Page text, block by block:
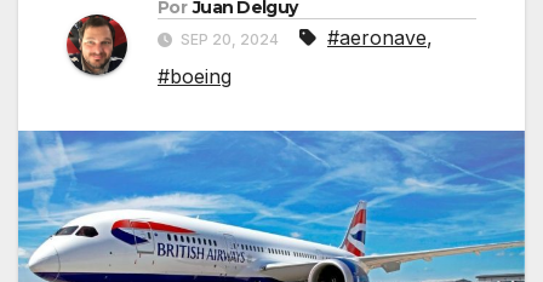
Por Juan Delguy
SEP 20, 2024 #aeronave,
#boeing